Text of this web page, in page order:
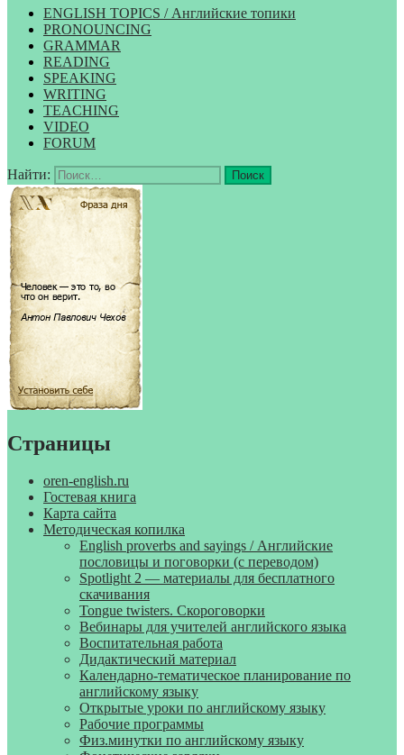
ENGLISH TOPICS / Английские топики
PRONOUNCING
GRAMMAR
READING
SPEAKING
WRITING
TEACHING
VIDEO
FORUM
Найти:
Страницы
oren-english.ru
Гостевая книга
Карта сайта
Методическая копилка
English proverbs and sayings / Английские
пословицы и поговорки (с переводом)
Spotlight 2 — материалы для бесплатного
скачивания
Tongue twisters. Скороговорки
Вебинары для учителей английского языка
Воспитательная работа
Дидактический материал
Календарно-тематическое планирование по
английскому языку
Открытые уроки по английскому языку
Рабочие программы
Физ.минутки по английскому языку